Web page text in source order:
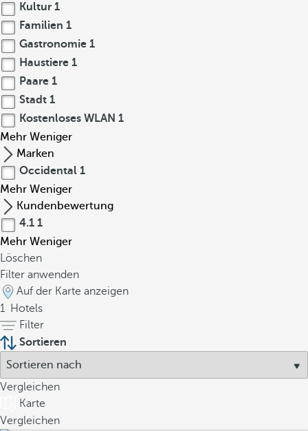
Kultur 1
Familien 1
Gastronomie 1
Haustiere 1
Paare 1
Stadt 1
Kostenloses WLAN 1
Mehr Weniger
Marken
Occidental 1
Mehr Weniger
Kundenbewertung
4.1 1
Mehr Weniger
Löschen
Filter anwenden
Auf der Karte anzeigen
1 Hotels
Filter
Sortieren
Vergleichen
Karte
Vergleichen